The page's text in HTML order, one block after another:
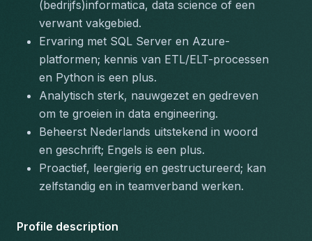
(bedrijfs)informatica, data science of een
verwant vakgebied.
Ervaring met SQL Server en Azure-
platformen; kennis van ETL/ELT-processen
en Python is een plus.
Analytisch sterk, nauwgezet en gedreven
om te groeien in data engineering.
Beheerst Nederlands uitstekend in woord
en geschrift; Engels is een plus.
Proactief, leergierig en gestructureerd; kan
zelfstandig en in teamverband werken.
Profile description